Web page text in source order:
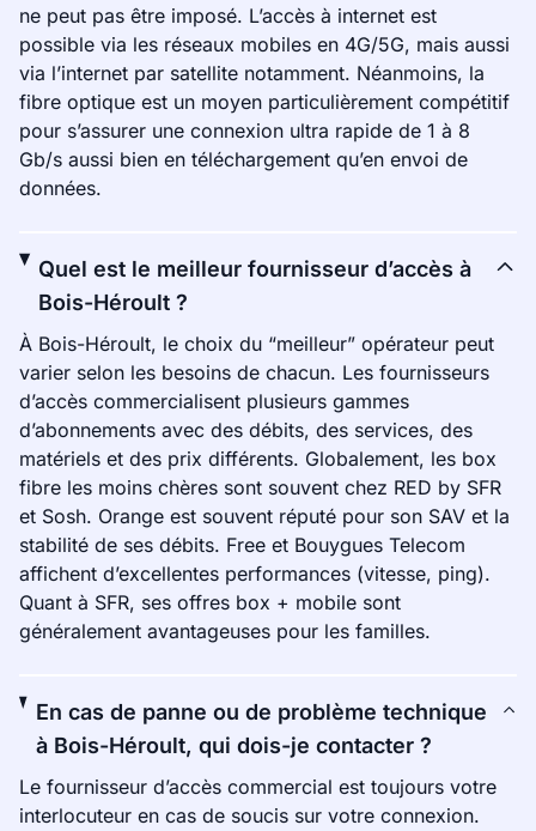
ne peut pas être imposé. L’accès à internet est
possible via les réseaux mobiles en 4G/5G, mais aussi
via l’internet par satellite notamment. Néanmoins, la
fibre optique est un moyen particulièrement compétitif
pour s’assurer une connexion ultra rapide de 1 à 8
Gb/s aussi bien en téléchargement qu’en envoi de
données.
Quel est le meilleur fournisseur d’accès à
Bois-Héroult ?
À Bois-Héroult, le choix du “meilleur” opérateur peut
varier selon les besoins de chacun. Les fournisseurs
d’accès commercialisent plusieurs gammes
d’abonnements avec des débits, des services, des
matériels et des prix différents. Globalement, les box
fibre les moins chères sont souvent chez RED by SFR
et Sosh. Orange est souvent réputé pour son SAV et la
stabilité de ses débits. Free et Bouygues Telecom
affichent d’excellentes performances (vitesse, ping).
Quant à SFR, ses offres box + mobile sont
généralement avantageuses pour les familles.
En cas de panne ou de problème technique
à Bois-Héroult, qui dois-je contacter ?
Le fournisseur d’accès commercial est toujours votre
interlocuteur en cas de soucis sur votre connexion.